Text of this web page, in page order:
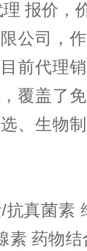
报价，
公司，
前代理
覆盖了
、生物
/抗真菌素
素 药物